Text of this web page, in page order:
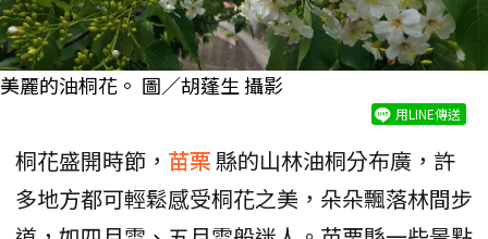
美麗的油桐花。 圖／胡蓬生 攝影
用LINE傳送
桐花盛開時節， 苗栗縣的山林油桐分布廣，許
多地方都可輕鬆感受桐花之美，朵朵飄落林間步